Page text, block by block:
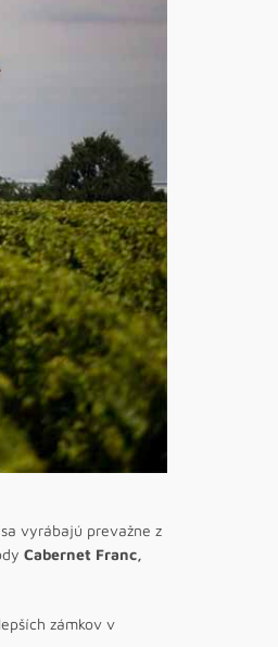
vyrábajú prevažne z
Cabernet Franc,
zámkov v